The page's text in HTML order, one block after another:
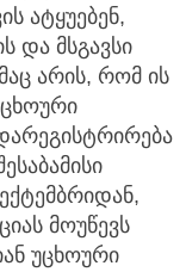
ატყუებენ,
და მსგავსი
არის, რომ ის
მოუწევს
უცხოური